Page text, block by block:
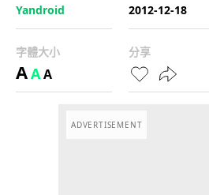
Yandroid
2012-12-18
字體大小
AAA
分享
ADVERTISEMENT